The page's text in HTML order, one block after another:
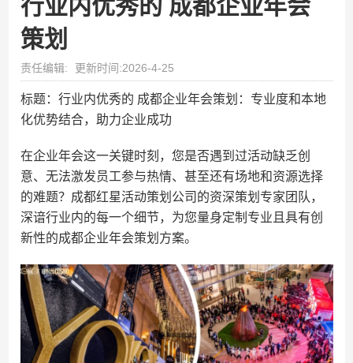
行业内优秀的 成都企业年会​
策划
责任编辑: 更新时间:2026-4-25
标题：行业内优秀的 成都企业年会​策划：专业度和本地
化优势结合，助力企业成功
在企业年会这一关键时刻，您是否遇到过活动缺乏创
意、无法激发员工参与热情、甚至还有场地和资源选择
的难题？成都红星活动策划公司的资深策划专家团队，
深谙行业内的每一个细节，为您量身定制专业且具有创
新性的成都企业年会策划方案。